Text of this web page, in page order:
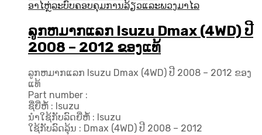
ອາໄຫຼ່ລະບົບຄອບຄຸມການລ້ຽວແລະພວງມາໄລ
ລູກຫມາກແລກ Isuzu Dmax (4WD) ປີ
2008 – 2012 ຂອງແທ້
ລູກຫມາກແລກ Isuzu Dmax (4WD) ປີ 2008 – 2012 ຂອງ
ແທ້
Part number :
ຊື່ຍີ່ຫໍ້ : Isuzu
ນຳໃຊ້ກັບລົດຍີ່ຫໍ້ : Isuzu
ໃຊ້ກັບລົດລຸ້ນ : Dmax (4WD) ປີ 2008 – 2012